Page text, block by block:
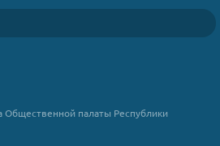
Общественной палаты Республики